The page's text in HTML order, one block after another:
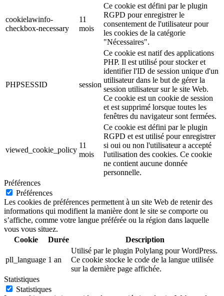
cookielawinfo-
checkbox-necessary
11
mois
Ce cookie est défini par le plugin
RGPD pour enregistrer le
consentement de l'utilisateur pour
les cookies de la catégorie
"Nécessaires".
PHPSESSID session
Ce cookie est natif des applications
PHP. Il est utilisé pour stocker et
identifier l'ID de session unique d'un
utilisateur dans le but de gérer la
session utilisateur sur le site Web.
Ce cookie est un cookie de session
et est supprimé lorsque toutes les
fenêtres du navigateur sont fermées.
viewed_cookie_policy
11
mois
Ce cookie est défini par le plugin
RGPD et est utilisé pour enregistrer
si oui ou non l'utilisateur a accepté
l'utilisation des cookies. Ce cookie
ne contient aucune donnée
personnelle.
Préférences
Préférences
Les cookies de préférences permettent à un site Web de retenir des
informations qui modifient la manière dont le site se comporte ou
s’affiche, comme votre langue préférée ou la région dans laquelle
vous vous situez.
Cookie
Durée Description
pll_language 1 an
Utilisé par le plugin Polylang pour WordPress.
Ce cookie stocke le code de la langue utilisée
sur la dernière page affichée.
Statistiques
Statistiques